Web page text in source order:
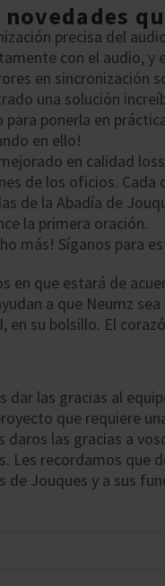
novedades
precisa del
con el audio, y
en sincronización
una solución
para ponerla en
en ello!
en calidad
de los oficios.
de la Abadía de
la primera oración.
más! Síganos para
en que estará de
a que Neumz
en su bolsillo. El
dar las gracias al
que requiere
daros las gracias a
Les recordamos que
de Jouques y a sus